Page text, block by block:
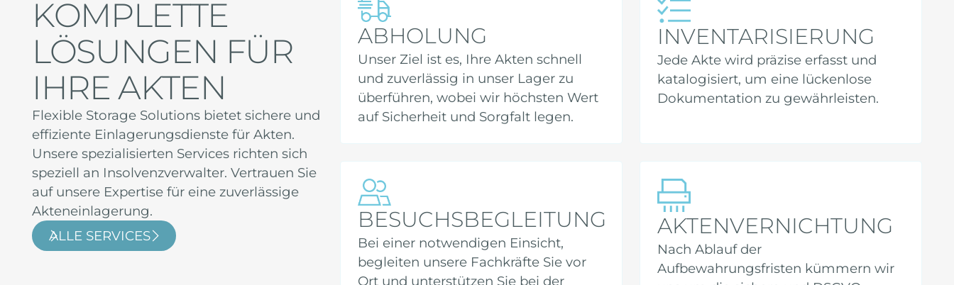
KOMPLETTE
LÖSUNGEN FÜR
IHRE AKTEN
Flexible Storage Solutions bietet sichere und
effiziente Einlagerungsdienste für Akten.
Unsere spezialisierten Services richten sich
speziell an Insolvenzverwalter. Vertrauen Sie
auf unsere Expertise für eine zuverlässige
Akteneinlagerung.
ALLE SERVICES
ABHOLUNG
Unser Ziel ist es, Ihre Akten schnell
und zuverlässig in unser Lager zu
überführen, wobei wir höchsten Wert
auf Sicherheit und Sorgfalt legen.
INVENTARISIERUNG
Jede Akte wird präzise erfasst und
katalogisiert, um eine lückenlose
Dokumentation zu gewährleisten.
BESUCHSBEGLEITUNG
Bei einer notwendigen Einsicht,
begleiten unsere Fachkräfte Sie vor
Ort und unterstützen Sie bei der
AKTENVERNICHTUNG
Nach Ablauf der
Aufbewahrungsfristen kümmern wir